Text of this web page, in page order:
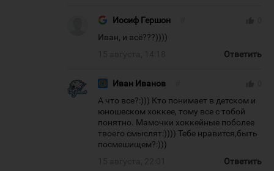
Иосиф Гершон
Иван, и всё???))))
Ответить
Иван Иванов
А что все?:))) Кто понимает в детском и
юношеском хоккее, тому все с тобой
понятно. Мамочки хоккейные поболее
твоего смыслят:)))) Тебе нравится,быть
посмешищем?:)))
Ответить